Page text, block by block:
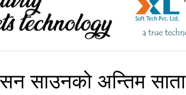
साउनको अन्तिम साता